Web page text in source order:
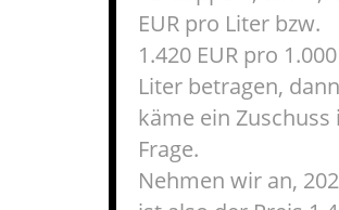
EUR pro Liter bzw.
1.420 EUR pro 1.000
Liter betragen, dann
käme ein Zuschuss
Frage.
Nehmen wir an,